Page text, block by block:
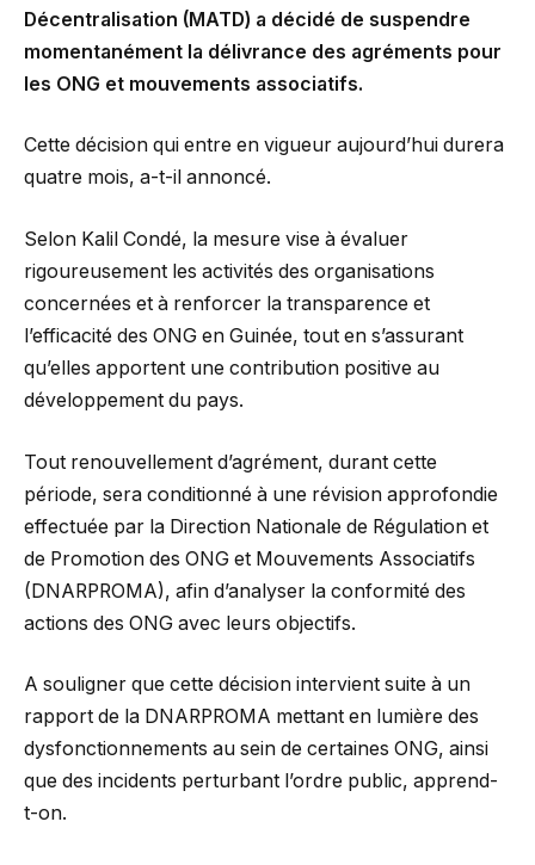
Décentralisation (MATD) a décidé de suspendre
momentanément la délivrance des agréments pour
les ONG et mouvements associatifs.
Cette décision qui entre en vigueur aujourd’hui durera
quatre mois, a-t-il annoncé.
Selon Kalil Condé, la mesure vise à évaluer
rigoureusement les activités des organisations
concernées et à renforcer la transparence et
l’efficacité des ONG en Guinée, tout en s’assurant
qu’elles apportent une contribution positive au
développement du pays.
Tout renouvellement d’agrément, durant cette
période, sera conditionné à une révision approfondie
effectuée par la Direction Nationale de Régulation et
de Promotion des ONG et Mouvements Associatifs
(DNARPROMA), afin d’analyser la conformité des
actions des ONG avec leurs objectifs.
A souligner que cette décision intervient suite à un
rapport de la DNARPROMA mettant en lumière des
dysfonctionnements au sein de certaines ONG, ainsi
que des incidents perturbant l’ordre public, apprend-
t-on.